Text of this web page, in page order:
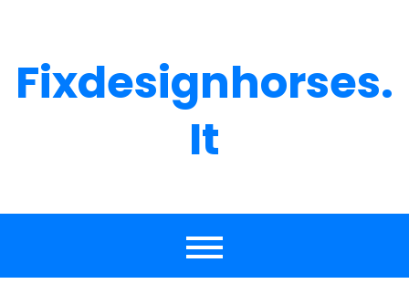
Fixdesignhorses.
It